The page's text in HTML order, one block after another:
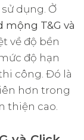
dụng. Ở
T&G và
về độ bền
độ hạn
công. Đó là
hơn trong
thiện cao.